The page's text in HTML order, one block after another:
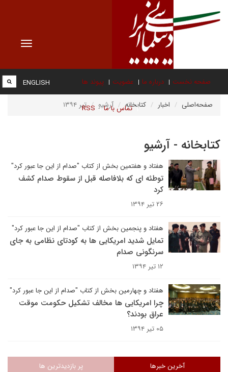
Toggle
صفحه نخست درباره ما عضویت پیوند ها
تماس با ما RSS
ENGLISH
صفحه‌اصلی اخبار کتابخانه آرشیو تیر ۱۳۹۴
کتابخانه - آرشیو
هفتاد و هفتمین بخش از کتاب "صدام از این جا عبور کرد"
توطئه ای که بلافاصله قبل از سقوط صدام کشف
کرد
۲۶ تیر ۱۳۹۴
هفتاد و پنجمین بخش از کتاب "صدام از این جا عبور کرد"
تمایل شدید امریکایی ها به کودتای نظامی به جای
سرنگونی صدام
۱۲ تیر ۱۳۹۴
هفتاد و چهارمین بخش از کتاب "صدام از این جا عبور کرد"
چرا امریکایی ها مخالف تشکیل حکومت موقت
عراق بودند؟
۰۵ تیر ۱۳۹۴
آخرین خبرها پر بازدیدترین ها